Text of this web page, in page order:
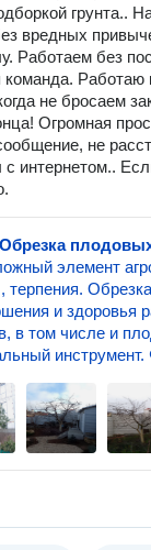
грунта..
вредных
Работаем без
Работаю
не бросаем
Огромная
не
интернетом..
элемент
и здоровья
в том числе и
инструмент.